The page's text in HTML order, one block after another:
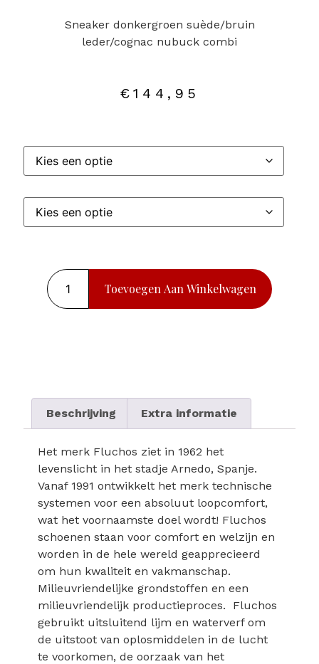
Sneaker donkergroen suède/bruin
leder/cognac nubuck combi
€ 144,95
Toevoegen Aan Winkelwagen
Beschrijving Extra informatie
Het merk Fluchos ziet in 1962 het
levenslicht in het stadje Arnedo, Spanje.
Vanaf 1991 ontwikkelt het merk technische
systemen voor een absoluut loopcomfort,
wat het voornaamste doel wordt! Fluchos
schoenen staan voor comfort en welzijn en
worden in de hele wereld geapprecieerd
om hun kwaliteit en vakmanschap.
Milieuvriendelijke grondstoffen en een
milieuvriendelijk productieproces. Fluchos
gebruikt uitsluitend lijm en waterverf om
de uitstoot van oplosmiddelen in de lucht
te voorkomen, de oorzaak van het